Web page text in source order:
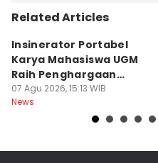
Related Articles
Insinerator Portabel
Karya Mahasiswa UGM
Raih Penghargaan
Internasional
07 Agu 2026, 15:13 WIB
News